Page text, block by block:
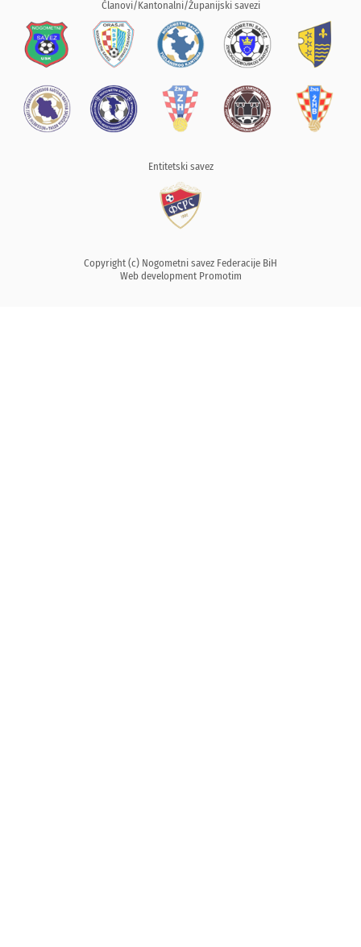
Članovi/Kantonalni/Županijski savezi
Entitetski savez
Copyright (c) Nogometni savez Federacije BiH
Web development Promotim